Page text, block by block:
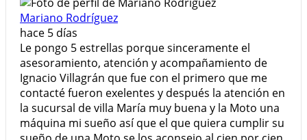
Mariano Rodríguez
hace 5 días
Le pongo 5 estrellas porque sinceramente el
asesoramiento, atención y acompañamiento de
Ignacio Villagrán que fue con el primero que me
contacté fueron exelentes y después la atención en
la sucursal de villa María muy buena y la Moto una
máquina mi sueño así que el que quiera cumplir su